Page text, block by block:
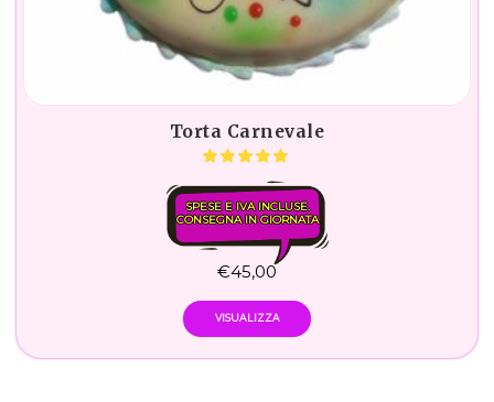
Torta Carnevale
SPESE E IVA INCLUSE.
CONSEGNA IN GIORNATA
€45,00
VISUALIZZA